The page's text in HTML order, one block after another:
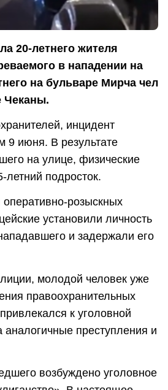
20-летнего жителя
в нападении на
на бульваре Мирча чел
Чеканы.
инцидент
9 июня. В результате
на улице, физические
подросток.
розыскных
установили личность
и задержали его
молодой человек уже
правоохранительных
к уголовной
аналогичные преступления и
возбуждено уголовное